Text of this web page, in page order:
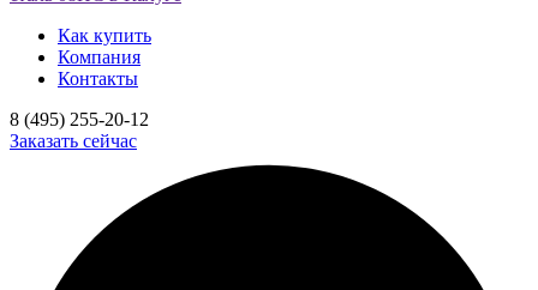
Как купить
Компания
Контакты
8 (495) 255-20-12
Заказать сейчас